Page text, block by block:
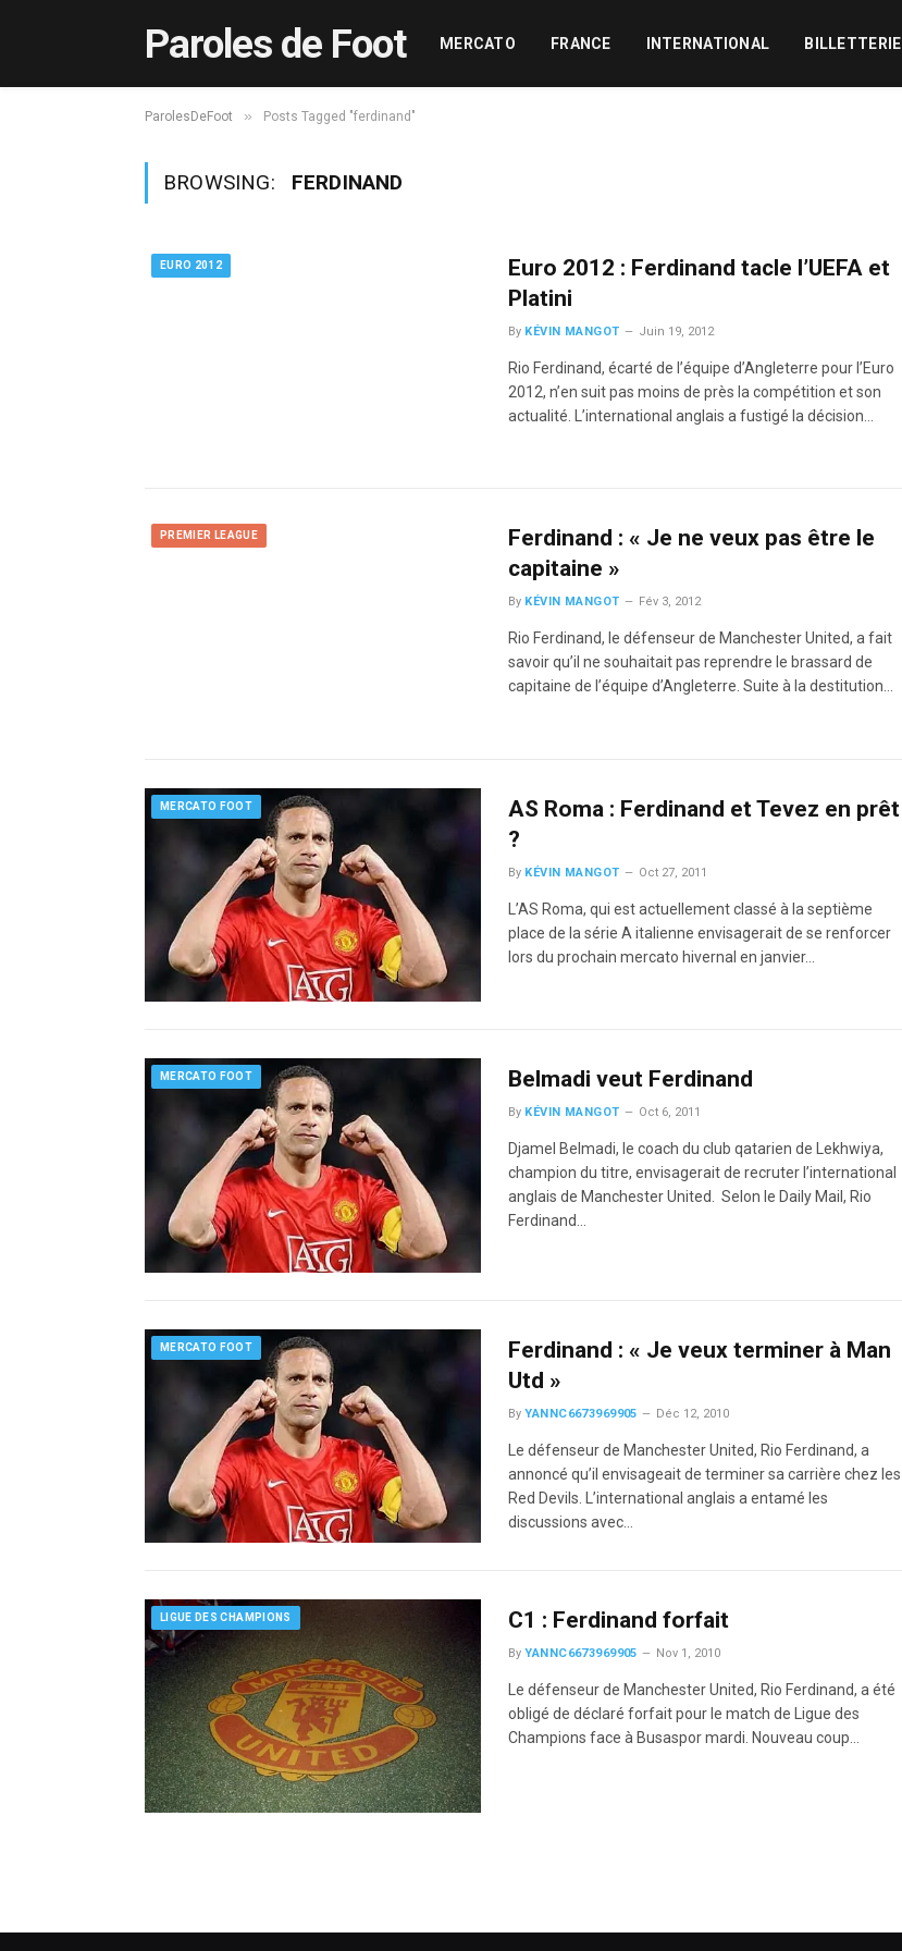
Paroles de Foot MERCATO FRANCE INTERNATIONAL BILLETTERIE
ParolesDeFoot » Posts Tagged "ferdinand"
BROWSING: FERDINAND
EURO 2012
Euro 2012 : Ferdinand tacle l’UEFA et
Platini
By KÉVIN MANGOT Juin 19, 2012
Rio Ferdinand, écarté de l’équipe d’Angleterre pour l’Euro
2012, n’en suit pas moins de près la compétition et son
actualité. L’international anglais a fustigé la décision…
PREMIER LEAGUE
Ferdinand : « Je ne veux pas être le
capitaine »
By KÉVIN MANGOT Fév 3, 2012
Rio Ferdinand, le défenseur de Manchester United, a fait
savoir qu’il ne souhaitait pas reprendre le brassard de
capitaine de l’équipe d’Angleterre. Suite à la destitution…
MERCATO FOOT
AS Roma : Ferdinand et Tevez en prêt
?
By KÉVIN MANGOT Oct 27, 2011
L’AS Roma, qui est actuellement classé à la septième
place de la série A italienne envisagerait de se renforcer
lors du prochain mercato hivernal en janvier…
MERCATO FOOT Belmadi veut Ferdinand
By KÉVIN MANGOT Oct 6, 2011
Djamel Belmadi, le coach du club qatarien de Lekhwiya,
champion du titre, envisagerait de recruter l’international
anglais de Manchester United. Selon le Daily Mail, Rio
Ferdinand…
MERCATO FOOT
Ferdinand : « Je veux terminer à Man
Utd »
By YANNC6673969905 Déc 12, 2010
Le défenseur de Manchester United, Rio Ferdinand, a
annoncé qu’il envisageait de terminer sa carrière chez les
Red Devils. L’international anglais a entamé les
discussions avec…
LIGUE DES CHAMPIONS C1 : Ferdinand forfait
By YANNC6673969905 Nov 1, 2010
Le défenseur de Manchester United, Rio Ferdinand, a été
obligé de déclaré forfait pour le match de Ligue des
Champions face à Busaspor mardi. Nouveau coup…